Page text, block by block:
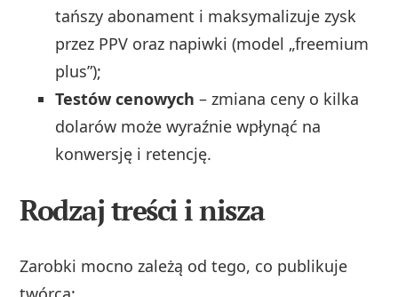
tańszy abonament i maksymalizuje zysk
przez PPV oraz napiwki (model „freemium
plus”);
Testów cenowych – zmiana ceny o kilka
dolarów może wyraźnie wpłynąć na
konwersję i retencję.
Rodzaj treści i nisza
Zarobki mocno zależą od tego, co publikuje